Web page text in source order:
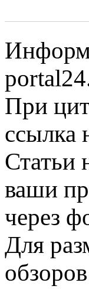
При
ссылка
Статьи
ваши
через
Для